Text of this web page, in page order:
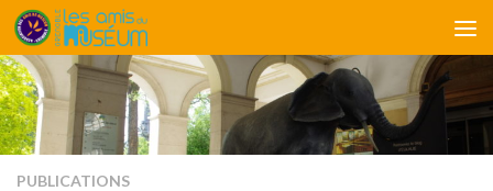
Skip to content
PUBLICATIONS